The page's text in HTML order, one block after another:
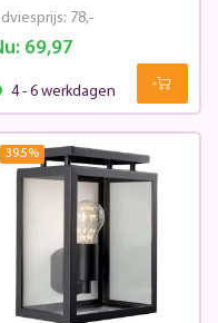
69,97
78,-
4 - 6 werkdagen
39.5%